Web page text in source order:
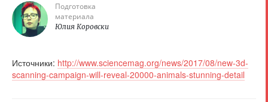
Подготовка
материала
Юлия Коровски
Источники: http://www.sciencemag.org/news/2017/08/new-3d-
scanning-campaign-will-reveal-20000-animals-stunning-detail